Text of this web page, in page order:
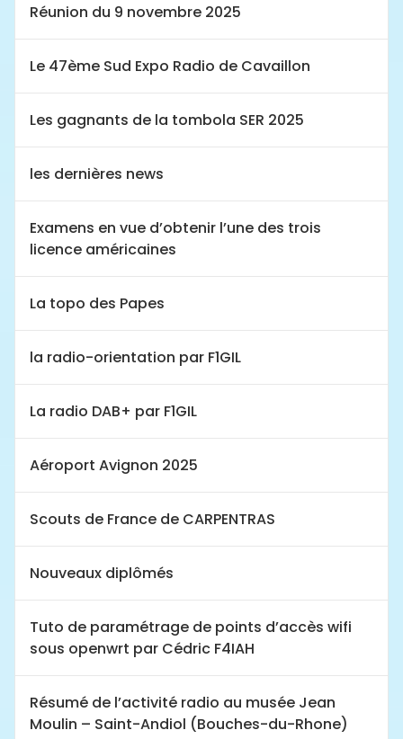
Réunion du 9 novembre 2025
Le 47ème Sud Expo Radio de Cavaillon
Les gagnants de la tombola SER 2025
les dernières news
Examens en vue d’obtenir l’une des trois
licence américaines
La topo des Papes
la radio-orientation par F1GIL
La radio DAB+ par F1GIL
Aéroport Avignon 2025
Scouts de France de CARPENTRAS
Nouveaux diplômés
Tuto de paramétrage de points d’accès wifi
sous openwrt par Cédric F4IAH
Résumé de l’activité radio au musée Jean
Moulin – Saint-Andiol (Bouches-du-Rhone)